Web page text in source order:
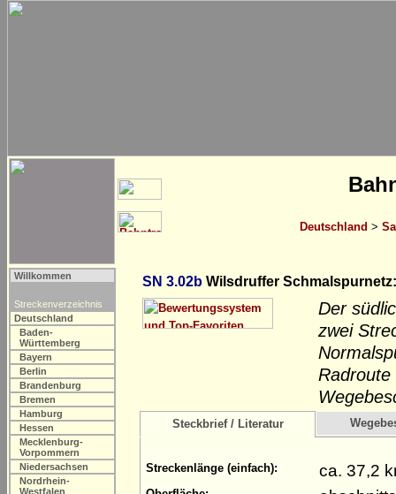
Deutschland >
Willkommen
Streckenverzeichnis
Deutschland
Baden-
Württemberg
Bayern
Berlin
Brandenburg
Bremen
Hamburg
Hessen
Mecklenburg-
Vorpommern
Niedersachsen
Nordrhein-
Westfalen
SN 3.02b Wilsdruffer
Der
zwei
Radroute
Steckbrief / Literatur
Streckenlänge (einfach): ca. 37,2